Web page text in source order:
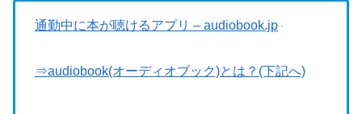
通勤中に本が聴けるアプリ – audiobook.jp
⇒audiobook(オーディオブック)とは？(下記へ)